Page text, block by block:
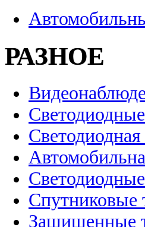
РАЗНОЕ
Светодиодная
Спутниковые
Защищенные